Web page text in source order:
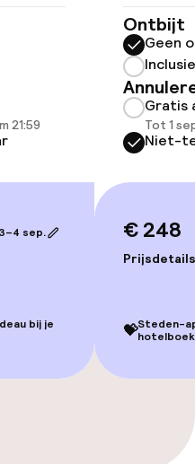
beschikbaar
beschikbaar
21:59
3–4 sep.
bij je
Ontbijt
Geen
Gratis
Tot 1
Niet-
€ 248
Prijsdetails
💝Steden-